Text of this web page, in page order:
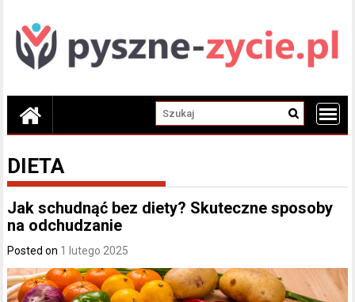
content
DIETA
Jak schudnąć bez diety? Skuteczne sposoby
na odchudzanie
Posted on 1 lutego 2025